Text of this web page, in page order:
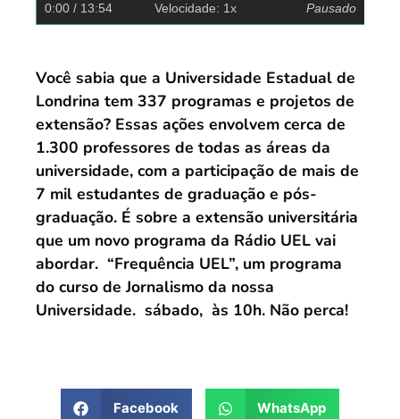
0:00 / 13:54 Velocidade: 1x Pausado
Você sabia que a Universidade Estadual de
Londrina tem 337 programas e projetos de
extensão? Essas ações envolvem cerca de
1.300 professores de todas as áreas da
universidade, com a participação de mais de
7 mil estudantes de graduação e pós-
graduação. É sobre a extensão universitária
que um novo programa da Rádio UEL vai
abordar. “Frequência UEL”, um programa
do curso de Jornalismo da nossa
Universidade. sábado, às 10h. Não perca!
Facebook WhatsApp